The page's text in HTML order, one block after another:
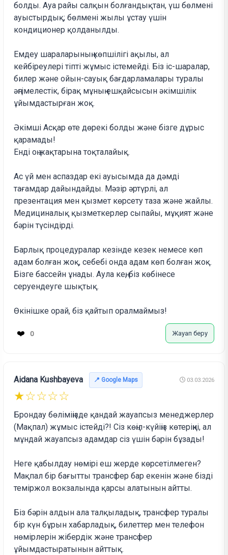
болды. Ауа райы салқын болғандықтан, үш бөлмені
ауыстырдық; бөлмені жылы ұстау үшін
кондиционер қолданылды.
Емдеу шараларының көпшілігі ақылы, ал
кейбіреулері тіпті жұмыс істемейді. Біз іс-шаралар,
билер және ойын-сауық бағдарламалары туралы
әңгімелестік, бірақ мұның ешқайсысын әкімшілік
ұйымдастырған жоқ.
Әкімші Асқар өте дөрекі болды және бізге дұрыс
қарамады!
Енді оң жақтарына тоқталайық.
Ас үй мен аспаздар екі ауысымда да дәмді
тағамдар дайындайды. Мәзір әртүрлі, ал
презентация мен қызмет көрсету таза және жайлы.
Медициналық қызметкерлер сыпайы, мұқият және
бәрін түсіндірді.
Барлық процедуралар кезінде кезек немесе көп
адам болған жоқ, себебі онда адам көп болған жоқ.
Бізге бассейн ұнады. Аула кең, біз көбінесе
серуендеуге шықтық.
Өкінішке орай, біз қайтып оралмаймыз!
❤️ 0 Жауап беру
Aidana Kushbayeva 📍 Google Maps 03.03.2026
★☆☆☆☆
Брондау бөліміңізде қандай жауапсыз менеджерлер
(Мақпал) жұмыс істейді?! Сіз көңіл-күйіңіз көтеріңкі, ал
мұндай жауапсыз адамдар сіз үшін бәрін бұзады!
Неге қабылдау нөмірі еш жерде көрсетілмеген?
Мақпал бір бағытты трансфер бар екенін және бізді
теміржол вокзалында қарсы алатынын айтты.
Біз бәрін алдын ала талқыладық, трансфер туралы
бір күн бұрын хабарладық, билеттер мен телефон
нөмірлерін жібердік және трансфер
ұйымдастыратынын айттық.